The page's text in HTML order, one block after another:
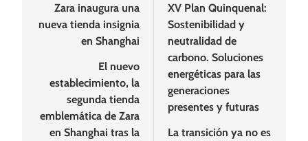
entradas
Zara inaugura una
nueva tienda insignia
en Shanghai
El nuevo
establecimiento, la
segunda tienda
emblemática de Zara
en Shanghai tras la
XV Plan Quinquenal:
Sostenibilidad y
neutralidad de
carbono. Soluciones
energéticas para las
generaciones
presentes y futuras
La transición ya no es